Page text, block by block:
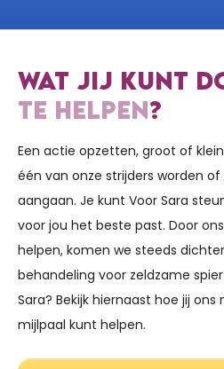
WAT JIJ KUNT
TE HELPEN?
Een actie opzetten, groot of
één van onze strijders worden
aangaan. Je kunt Voor Sara
voor jou het beste past. Door
helpen, komen we steeds
behandeling voor zeldzame
Sara? Bekijk hiernaast hoe jij
mijlpaal kunt helpen.